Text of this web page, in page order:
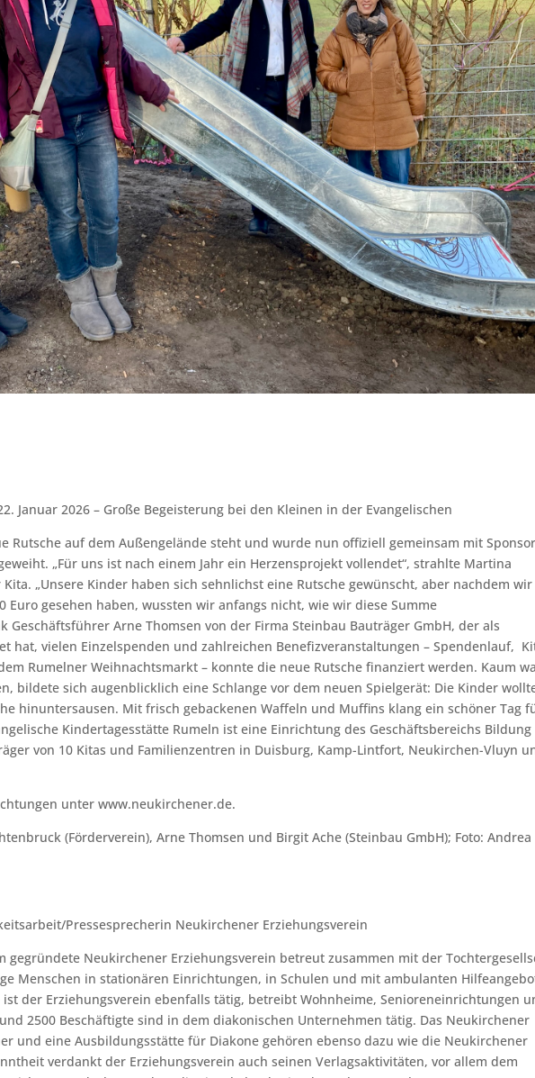
Januar 2026 – Große Begeisterung bei den Kleinen in der Evangelischen
Rutsche auf dem Außengelände steht und wurde nun offiziell gemeinsam mit
„Für uns ist nach einem Jahr ein Herzensprojekt vollendet“, strahlte Martina
„Unsere Kinder haben sich sehnlichst eine Rutsche gewünscht, aber nachdem
Euro gesehen haben, wussten wir anfangs nicht, wie wir diese Summe
Geschäftsführer Arne Thomsen von der Firma Steinbau Bauträger GmbH, der als
hat, vielen Einzelspenden und zahlreichen Benefizveranstaltungen – Spendenlauf,
Rumelner Weihnachtsmarkt – konnte die neue Rutsche finanziert werden. Kaum
bildete sich augenblicklich eine Schlange vor dem neuen Spielgerät: Die Kinder
hinuntersausen. Mit frisch gebackenen Waffeln und Muffins klang ein schöner Tag
Kindertagesstätte Rumeln ist eine Einrichtung des Geschäftsbereichs Bildung
von 10 Kitas und Familienzentren in Duisburg, Kamp-Lintfort, Neukirchen-Vluyn
unter www.neukirchener.de.
(Förderverein), Arne Thomsen und Birgit Ache (Steinbau GmbH); Foto: Andrea
Pressesprecherin Neukirchener Erziehungsverein
gegründete Neukirchener Erziehungsverein betreut zusammen mit der
Menschen in stationären Einrichtungen, in Schulen und mit ambulanten
der Erziehungsverein ebenfalls tätig, betreibt Wohnheime, Senioreneinrichtungen
2500 Beschäftigte sind in dem diakonischen Unternehmen tätig. Das Neukirchener
und eine Ausbildungsstätte für Diakone gehören ebenso dazu wie die Neukirchener
verdankt der Erziehungsverein auch seinen Verlagsaktivitäten, vor allem dem